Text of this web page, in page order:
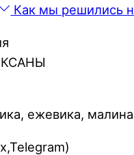
Как мы решились
ежевика,